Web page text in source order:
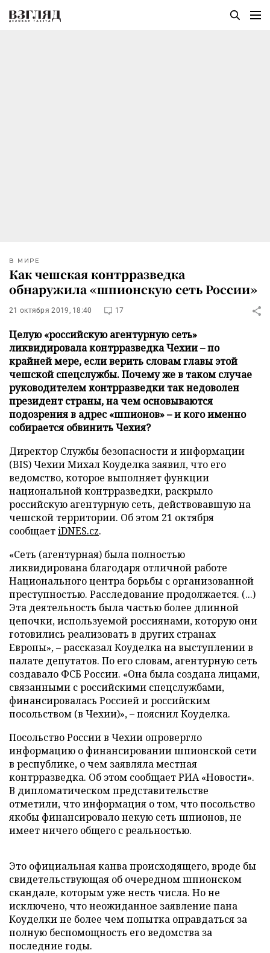
В МИРЕ
Как чешская контрразведка
обнаружила «шпионскую сеть России»
21 октября 2019, 18:40 17
Целую «российскую агентурную сеть»
ликвидировала контрразведка Чехии – по
крайней мере, если верить словам главы этой
чешской спецслужбы. Почему же в таком случае
руководителем контрразведки так недоволен
президент страны, на чем основываются
подозрения в адрес «шпионов» – и кого именно
собирается обвинить Чехия?
Директор Службы безопасности и информации
(BIS) Чехии Михал Коуделка заявил, что его
ведомство, которое выполняет функции
национальной контрразведки, раскрыло
российскую агентурную сеть, действовавшую на
чешской территории. Об этом 21 октября
сообщаетiDNES.cz.
«Сеть (агентурная) была полностью
ликвидирована благодаря отличной работе
Национального центра борьбы с организованной
преступностью. Расследование продолжается. (...)
Эта деятельность была частью более длинной
цепочки, используемой россиянами, которую они
готовились реализовать в других странах
Европы», – рассказал Коуделка на выступлении в
палате депутатов. По его словам, агентурную сеть
создавало ФСБ России. «Она была создана лицами,
связанными с российскими спецслужбами,
финансировалась Россией и российским
посольством (в Чехии)», – пояснил Коуделка.
Посольство России в Чехии опровергло
информацию о финансировании шпионской сети
в республике, о чем заявляла местная
контрразведка. Об этом сообщает РИА «Новости».
В дипломатическом представительстве
отметили, что информация о том, что посольство
якобы финансировало некую сеть шпионов, не
имеет ничего общего с реальностью.
Это официальная канва происходящего, вроде бы
свидетельствующая об очередном шпионском
скандале, которым уже несть числа. Но не
исключено, что неожиданное заявление пана
Коуделки не более чем попытка оправдаться за
полную беспомощность его ведомства за
последние годы.